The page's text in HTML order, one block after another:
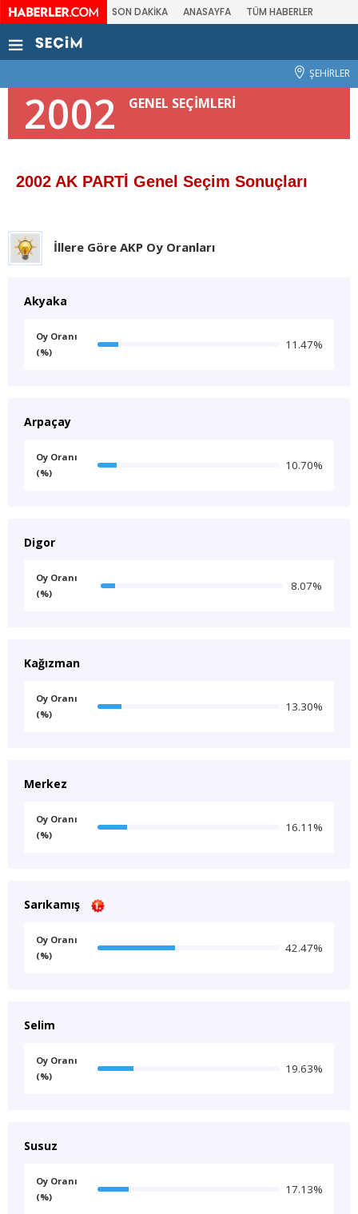
SON DAKİKA ANASAYFA TÜM HABERLER
ŞEHİRLER
2002 GENEL SEÇİMLERİ
2002 AK PARTİ Genel Seçim Sonuçları
İllere Göre AKP Oy Oranları
Akyaka
Oy Oranı
(%)
11.47%
Arpaçay
Oy Oranı
(%)
10.70%
Digor
Oy Oranı
(%)
8.07%
Kağızman
Oy Oranı
(%)
13.30%
Merkez
Oy Oranı
(%)
16.11%
Sarıkamış
Oy Oranı
(%)
42.47%
Selim
Oy Oranı
(%)
19.63%
Susuz
Oy Oranı
(%)
17.13%